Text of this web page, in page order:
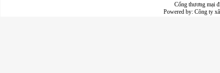
Cổng thương mại
Powered by: Công ty